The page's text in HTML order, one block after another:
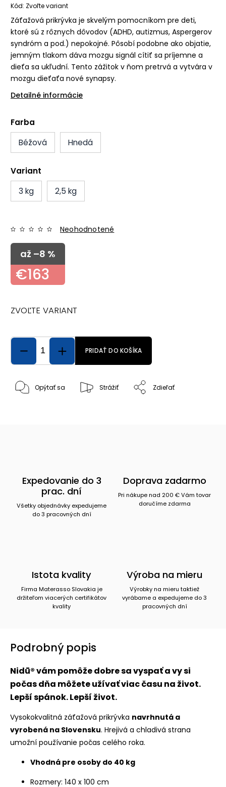
Kód: Zvoľte variant
Záťažová prikrývka je skvelým pomocníkom pre deti,
ktoré sú z rôznych dôvodov (ADHD, autizmus, Aspergerov
syndróm a pod.) nepokojné. Pôsobí podobne ako objatie,
jemným tlakom dáva mozgu signál cítiť sa príjemne a
dieťa sa ukľudní. Tento zážitok v ňom pretrvá a vytvára v
mozgu dieťaťa nové synapsy.
Detailné informácie
Farba
Béžová
Hnedá
Variant
3 kg
2,5 kg
Neohodnotené
až –8 %
€163
ZVOĽTE VARIANT
PRIDAŤ DO KOŠÍKA
Opýtať sa Strážiť Zdieľať
Expedovanie do 3
prac. dní
Všetky objednávky expedujeme
do 3 pracovných dní
Doprava zadarmo
Pri nákupe nad 200 € Vám tovar
doručíme zdarma
Istota kvality
Firma Materasso Slovakia je
držiteľom viacerých certifikátov
kvality
Výroba na mieru
Výrobky na mieru taktiež
vyrábame a expedujeme do 3
pracovných dní
Podrobný popis
Nidū® vám pomôže dobre sa vyspať a vy si
počas dňa môžete užívať viac času na život.
Lepší spánok. Lepší život.
Vysokokvalitná záťažová prikrývka navrhnutá a
vyrobená na Slovensku. Hrejivá a chladivá strana
umožní používanie počas celého roka.
Vhodná pre osoby do 40 kg
Rozmery: 140 x 100 cm